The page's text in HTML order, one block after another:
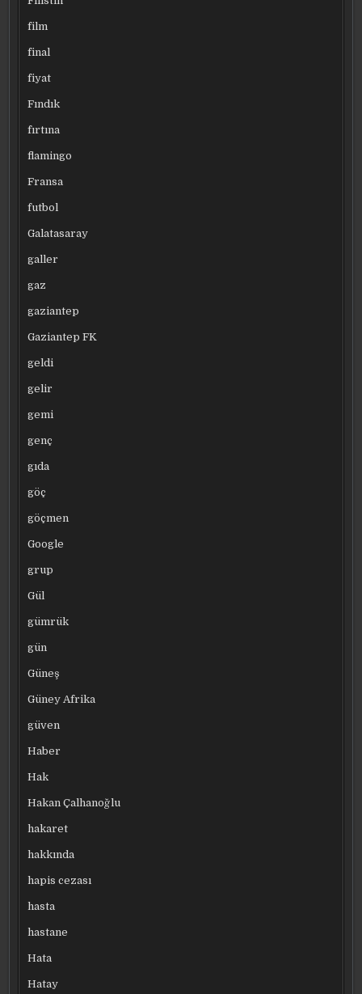
film
final
fiyat
Fındık
fırtına
flamingo
Fransa
futbol
Galatasaray
galler
gaz
gaziantep
Gaziantep FK
geldi
gelir
gemi
genç
gıda
göç
göçmen
Google
grup
Gül
gümrük
gün
Güneş
Güney Afrika
güven
Haber
Hak
Hakan Çalhanoğlu
hakaret
hakkında
hapis cezası
hasta
hastane
Hata
Hatay